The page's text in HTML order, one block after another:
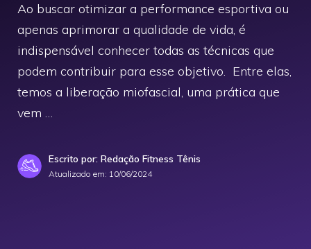
Ao buscar otimizar a performance esportiva ou
apenas aprimorar a qualidade de vida, é
indispensável conhecer todas as técnicas que
podem contribuir para esse objetivo. Entre elas,
temos a liberação miofascial, uma prática que
vem …
Escrito por: Redação Fitness Tênis
Atualizado em: 10/06/2024